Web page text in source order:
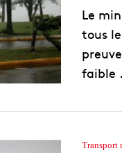
Le
tous
faible
Transport